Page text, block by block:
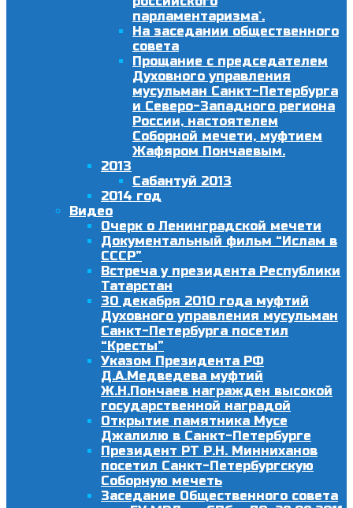
парламентаризма`.
На заседании общественного
совета
Прощание с председателем
Духовного управления
мусульман Санкт-Петербурга
и Северо-Западного региона
России, настоятелем
Соборной мечети, муфтием
Жафяром Пончаевым.
2013
Сабантуй 2013
2014 год
Видео
Очерк о Ленинградской мечети
Документальный фильм “Ислам в
СССР”
Встреча у президента Республики
Татарстан
30 декабря 2010 года муфтий
Духовного управления мусульман
Санкт-Петербурга посетил
“Кресты”
Указом Президента РФ
Д.А.Медведева муфтий
Ж.Н.Пончаев награжден высокой
государственной наградой
Открытие памятника Мусе
Джалилю в Санкт-Петербурге
Президент РТ Р.Н. Минниханов
посетил Санкт-Петербургскую
Соборную мечеть
Заседание Общественного совета